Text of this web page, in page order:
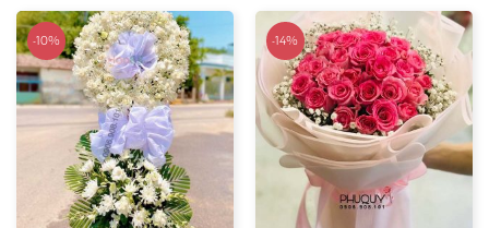
-10% -14%